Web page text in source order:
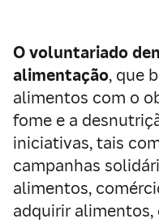
O voluntariado
alimentação, que
alimentos com o
fome e a
iniciativas, tais
campanhas
alimentos,
adquirir alimentos,